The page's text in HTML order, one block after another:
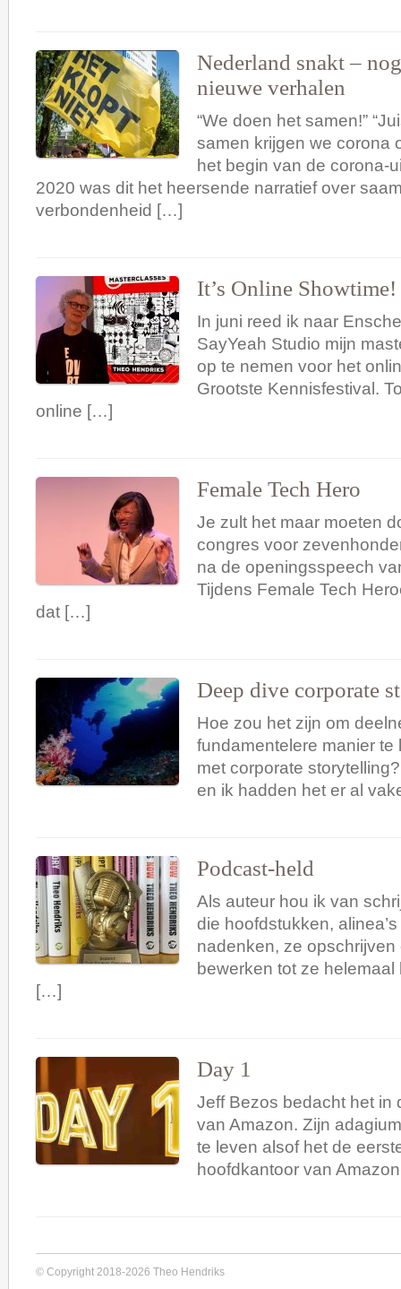
Nederland snakt –
nieuwe verhalen
“We doen het samen!”
samen krijgen we corona
het begin van de corona-
2020 was dit het heersende narratief over
verbondenheid […]
It’s Online Showtime!
In juni reed ik naar
SayYeah Studio mijn
op te nemen voor het
Grootste Kennisfestival.
online […]
Female Tech Hero
Je zult het maar moeten
congres voor
na de openingsspeech
Tijdens Female Tech
dat […]
Deep dive corporate
Hoe zou het zijn om
fundamentelere manier
met corporate
en ik hadden het er al
Podcast-held
Als auteur hou ik van
die hoofdstukken,
nadenken, ze
bewerken tot ze
[…]
Day 1
Jeff Bezos bedacht het in
van Amazon. Zijn
te leven alsof het de
hoofdkantoor van
© Copyright 2018-2026 Theo Hendriks